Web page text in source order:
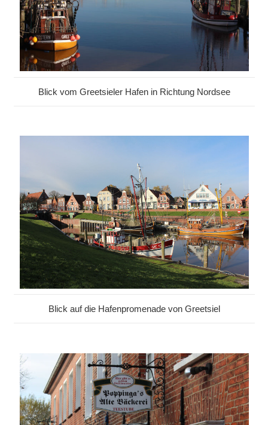
Blick vom Greetsieler Hafen in Richtung Nordsee
Blick auf die Hafenpromenade von Greetsiel